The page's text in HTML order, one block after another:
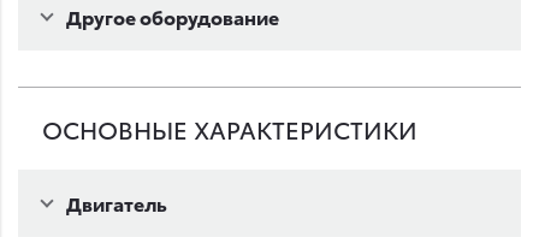
Другое оборудование
ОСНОВНЫЕ ХАРАКТЕРИСТИКИ
Двигатель